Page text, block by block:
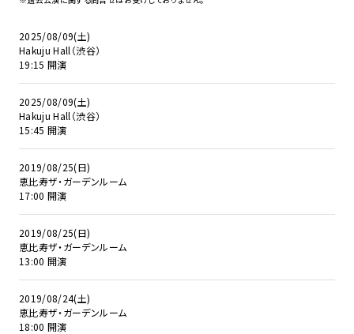
2025/08/09(土)
Hakuju Hall（渋谷）
19:15 開演
2025/08/09(土)
Hakuju Hall（渋谷）
15:45 開演
2019/08/25(日)
恵比寿ザ・ガーデンルーム
17:00 開演
2019/08/25(日)
恵比寿ザ・ガーデンルーム
13:00 開演
2019/08/24(土)
恵比寿ザ・ガーデンルーム
18:00 開演